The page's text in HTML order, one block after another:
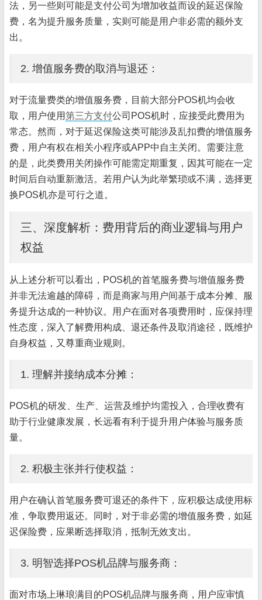
法，另一些则可能是支付公司为增加收益而设的延迟保险
费，名为提升服务质量，实则可能是用户非必需的额外支
出。
2. 增值服务费的取消与退还：
对于流量费类的增值服务费，目前大部分POS机均会收
取，用户使用第三方支付公司POS机时，应接受此费用为
常态。然而，对于延迟保险这类可能涉及乱扣费的增值服务
费，用户有权在相关小程序或APP中自主关闭。需要注意
的是，此类费用关闭操作可能需定期重复，因其可能在一定
时间后自动重新激活。若用户认为此举繁琐或不满，选择更
换POS机亦是可行之道。
三、深度解析：费用背后的商业逻辑与用户
权益
从上述分析可以看出，POS机的首笔服务费与增值服务费
并非无法逾越的障碍，而是商家与用户间基于成本分摊、服
务提升达成的一种协议。用户在面对各项费用时，应保持理
性态度，深入了解费用构成、退还条件及取消途径，既维护
自身权益，又尊重商业规则。
1. 理解并接纳成本分摊：
POS机的研发、生产、运营及维护均需投入，合理收费有
助于行业健康发展，长远看有利于提升用户体验与服务质
量。
2. 积极主张并行使权益：
用户在确认首笔服务费可退还的条件下，应积极达成使用标
准，争取费用返还。同时，对于非必需的增值服务费，如延
迟保险费，应果断选择取消，抵制无效支出。
3. 明智选择POS机品牌与服务商：
面对市场上琳琅满目的POS机品牌与服务商，用户应审慎